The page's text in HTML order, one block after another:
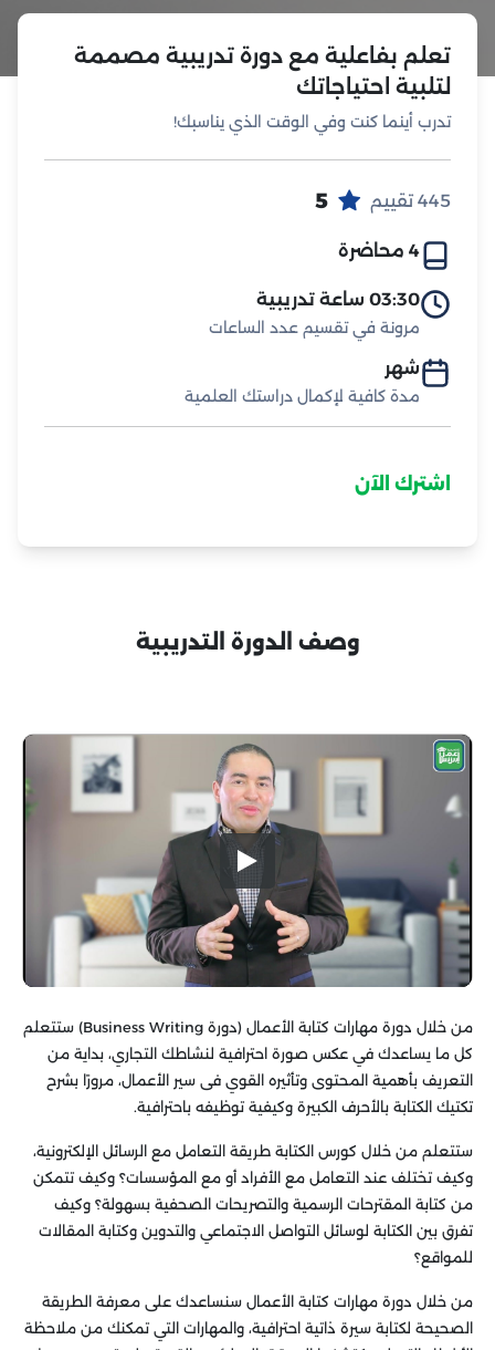
تعلم بفاعلية مع دورة تدريبية مصممة
لتلبية احتياجاتك
تدرب أينما كنت وفي الوقت الذي يناسبك!
445 تقييم 5
4 محاضرة
03:30 ساعة تدريبية
مرونة في تقسيم عدد الساعات
شهر
مدة كافية لإكمال دراستك العلمية
اشترك الآن
وصف الدورة التدريبية
من خلال دورة مهارات كتابة الأعمال (دورة Business Writing) ستتعلم
كل ما يساعدك في عكس صورة احترافية لنشاطك التجاري، بداية من
التعريف بأهمية المحتوى وتأثيره القوي فى سير الأعمال، مرورًا بشرح
تكتيك الكتابة بالأحرف الكبيرة وكيفية توظيفه باحترافية.
ستتعلم من خلال كورس الكتابة طريقة التعامل مع الرسائل الإلكترونية،
وكيف تختلف عند التعامل مع الأفراد أو مع المؤسسات؟ وكيف تتمكن
من كتابة المقترحات الرسمية والتصريحات الصحفية بسهولة؟ وكيف
تفرق بين الكتابة لوسائل التواصل الاجتماعي والتدوين وكتابة المقالات
للمواقع؟
من خلال دورة مهارات كتابة الأعمال سنساعدك على معرفة الطريقة
الصحيحة لكتابة سيرة ذاتية احترافية، والمهارات التي تمكنك من ملاحظة